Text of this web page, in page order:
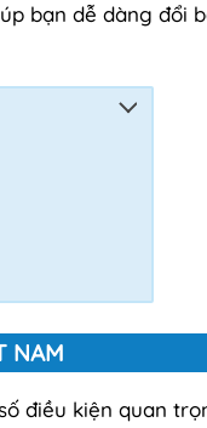
bạn dễ dàng đổi
NAM
điều kiện quan